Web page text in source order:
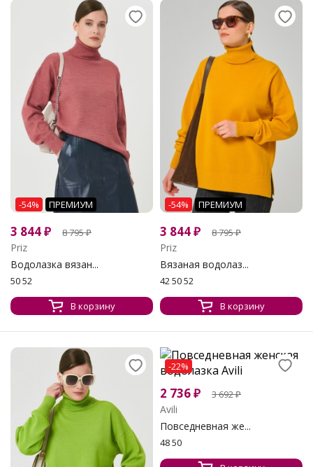
-54% ПРЕМИУМ
3 844₽ 8 795₽
Priz
Водолазка вязан...
50 52
В корзину
-54% ПРЕМИУМ
3 844₽ 8 795₽
Priz
Вязаная водолаз...
42 50 52
В корзину
-22%
2 736₽ 3 692₽
Avili
Повседневная же...
48 50